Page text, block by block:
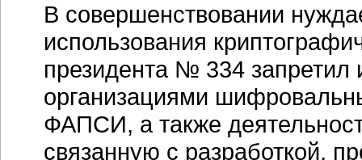
В совершенствовании
использования
президента № 334 запретил
организациями
ФАПСИ, а также
связанную с разработкой,